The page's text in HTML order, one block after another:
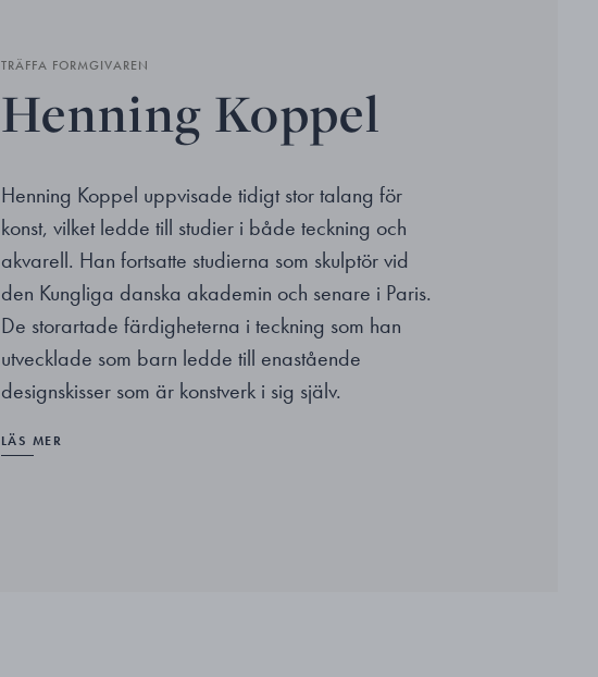
TRÄFFA FORMGIVAREN
Henning Koppel
Henning Koppel uppvisade tidigt stor talang för
konst, vilket ledde till studier i både teckning och
akvarell. Han fortsatte studierna som skulptör vid
den Kungliga danska akademin och senare i Paris.
De storartade färdigheterna i teckning som han
utvecklade som barn ledde till enastående
designskisser som är konstverk i sig själv.
LÄS MER